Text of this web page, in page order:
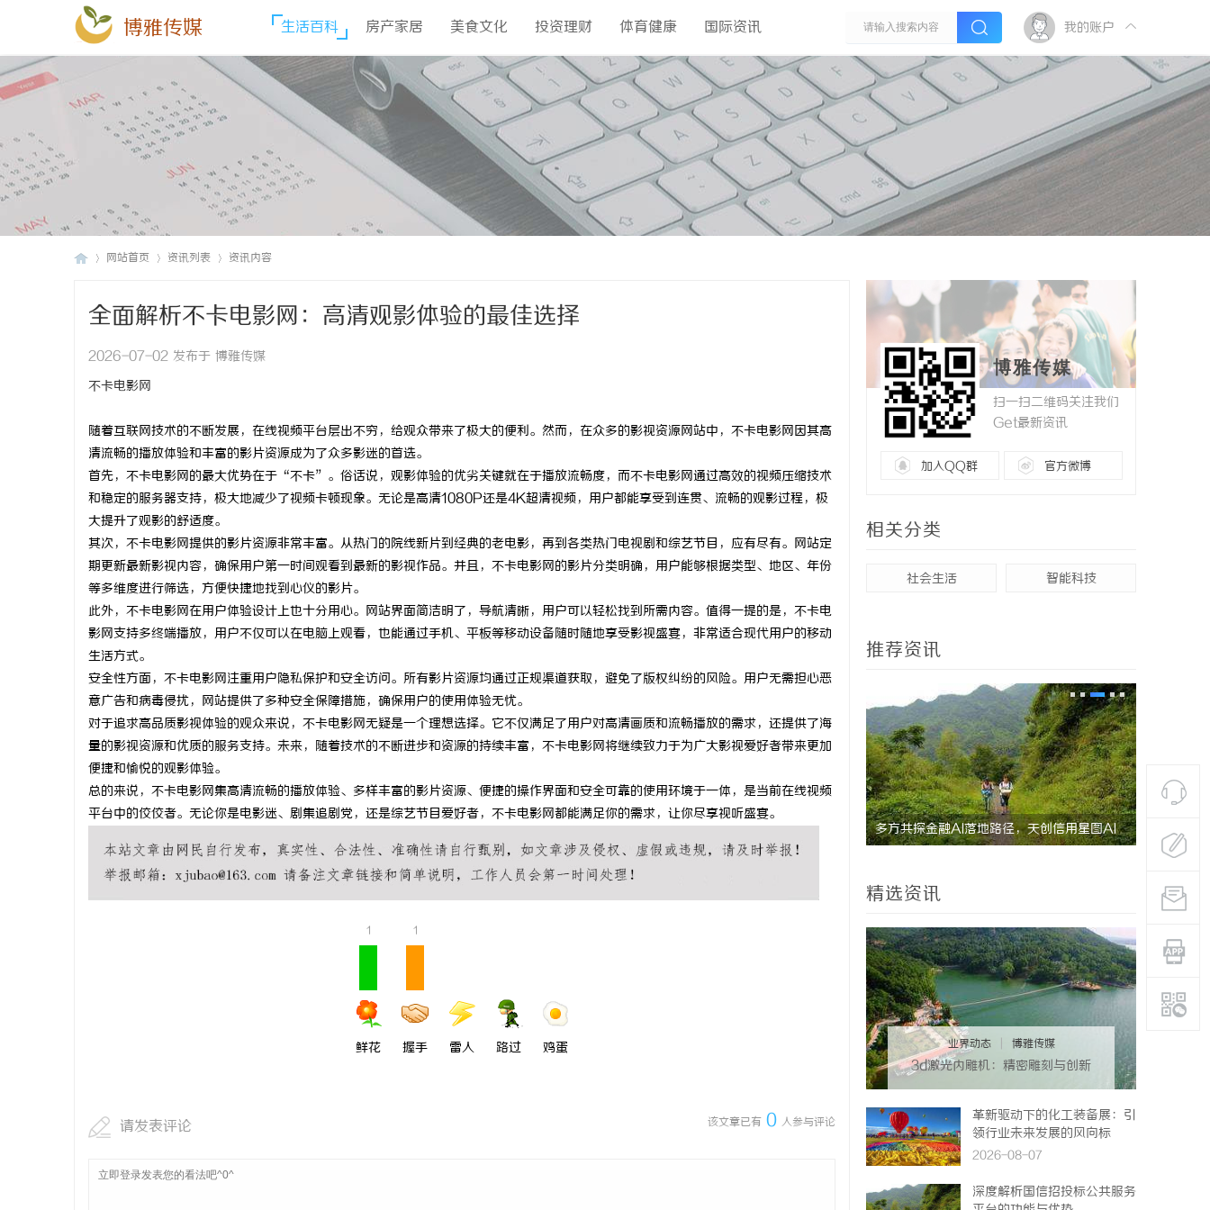
博雅传媒 生活百科 房产家居 美食文化 投资理财 体育健康 国际资讯 我的账户
网站首页 资讯列表 资讯内容
全面解析不卡电影网：高清观影体验的最佳选择
2026-07-02 发布于 博雅传媒
不卡电影网
随着互联网技术的不断发展，在线视频平台层出不穷，给观众带来了极大的便利。然而，在众多的影视资源网站中，不卡电影网因其高
清流畅的播放体验和丰富的影片资源成为了众多影迷的首选。
首先，不卡电影网的最大优势在于“不卡”。俗话说，观影体验的优劣关键就在于播放流畅度，而不卡电影网通过高效的视频压缩技术
和稳定的服务器支持，极大地减少了视频卡顿现象。无论是高清1080P还是4K超清视频，用户都能享受到连贯、流畅的观影过程，极
大提升了观影的舒适度。
其次，不卡电影网提供的影片资源非常丰富。从热门的院线新片到经典的老电影，再到各类热门电视剧和综艺节目，应有尽有。网站定
期更新最新影视内容，确保用户第一时间观看到最新的影视作品。并且，不卡电影网的影片分类明确，用户能够根据类型、地区、年份
等多维度进行筛选，方便快捷地找到心仪的影片。
此外，不卡电影网在用户体验设计上也十分用心。网站界面简洁明了，导航清晰，用户可以轻松找到所需内容。值得一提的是，不卡电
影网支持多终端播放，用户不仅可以在电脑上观看，也能通过手机、平板等移动设备随时随地享受影视盛宴，非常适合现代用户的移动
生活方式。
安全性方面，不卡电影网注重用户隐私保护和安全访问。所有影片资源均通过正规渠道获取，避免了版权纠纷的风险。用户无需担心恶
意广告和病毒侵扰，网站提供了多种安全保障措施，确保用户的使用体验无忧。
对于追求高品质影视体验的观众来说，不卡电影网无疑是一个理想选择。它不仅满足了用户对高清画质和流畅播放的需求，还提供了海
量的影视资源和优质的服务支持。未来，随着技术的不断进步和资源的持续丰富，不卡电影网将继续致力于为广大影视爱好者带来更加
便捷和愉悦的观影体验。
总的来说，不卡电影网集高清流畅的播放体验、多样丰富的影片资源、便捷的操作界面和安全可靠的使用环境于一体，是当前在线视频
平台中的佼佼者。无论你是电影迷、剧集追剧党，还是综艺节目爱好者，不卡电影网都能满足你的需求，让你尽享视听盛宴。
1
鲜花
1
握手 雷人 路过 鸡蛋
该文章已有 0 人参与评论
请发表评论
博雅传媒
扫一扫二维码关注我们
Get最新资讯
加入QQ群 官方微博
相关分类
社会生活 智能科技
推荐资讯
开店最怕“搜不到”为什么隔壁店铺没花钱，
ai却天天给他免费派单？
揭秘！专业充电桩项目软件开发商，究竟藏着
哪些行业秘诀？
多方共探金融AI落地路径，天创信用星图AI 贝净 AC
全解析
精选资讯
业界动态 博雅传媒
3d激光内雕机：精密雕刻与创新
革新驱动下的化工装备展：引
领行业未来发展的风向标
2026-08-07
深度解析国信招投标公共服务